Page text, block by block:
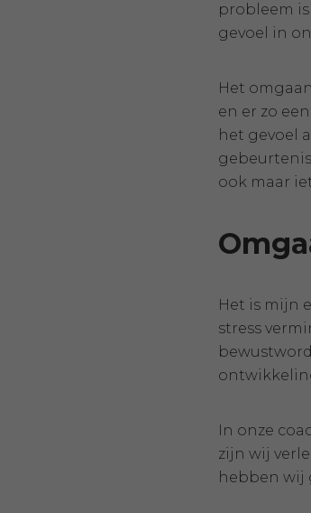
probleem
gevoel in
Het
en er zo
het gevoel
ook maar
Het is mijn
stress
In onze
zijn wij
hebben wij